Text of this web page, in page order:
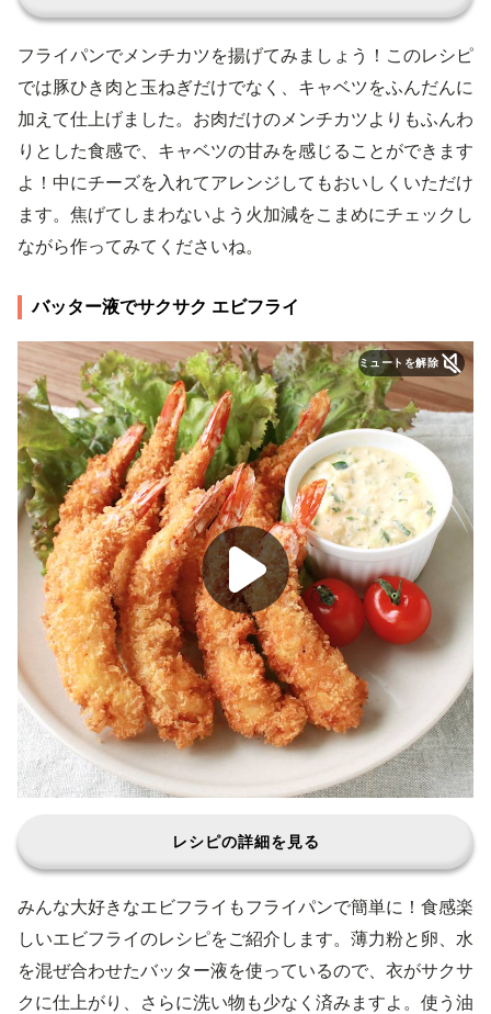
フライパンでメンチカツを揚げてみましょう！このレシピ
では豚ひき肉と玉ねぎだけでなく、キャベツをふんだんに
加えて仕上げました。お肉だけのメンチカツよりもふんわ
りとした食感で、キャベツの甘みを感じることができます
よ！中にチーズを入れてアレンジしてもおいしくいただけ
ます。焦げてしまわないよう火加減をこまめにチェックし
ながら作ってみてくださいね。
バッター液でサクサク エビフライ
ミュートを解除
レシピの詳細を見る
みんな大好きなエビフライもフライパンで簡単に！食感楽
しいエビフライのレシピをご紹介します。薄力粉と卵、水
を混ぜ合わせたバッター液を使っているので、衣がサクサ
クに仕上がり、さらに洗い物も少なく済みますよ。使う油